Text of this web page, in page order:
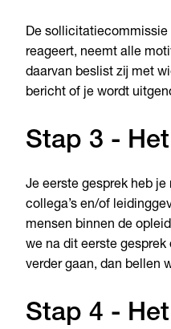
De sollicitatiecommissie
reageert, neemt alle
daarvan beslist zij met
bericht of je wordt
Stap 3 -
Je eerste gesprek heb
collega’s en/of
mensen binnen de
we na dit eerste
verder gaan, dan bellen
Stap 4 -